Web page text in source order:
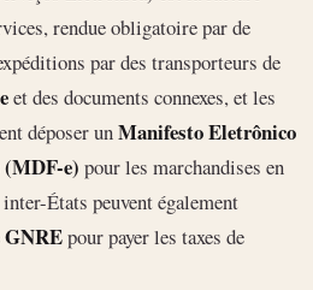
rendue obligatoire par de
par des transporteurs de
et des documents connexes, et les
déposer unManifesto Eletrônico
(MDF-e) pour les marchandises en
États peuvent également
GNREpour payer les taxes de